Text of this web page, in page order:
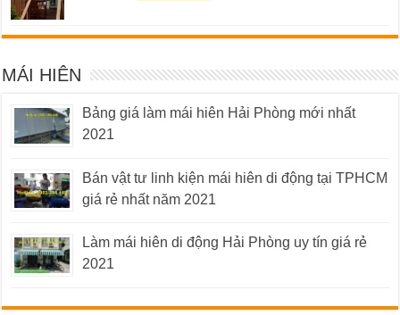
MÁI HIÊN
Bảng giá làm mái hiên Hải Phòng mới nhất
2021
Bán vật tư linh kiện mái hiên di động tại TPHCM
giá rẻ nhất năm 2021
Làm mái hiên di động Hải Phòng uy tín giá rẻ
2021